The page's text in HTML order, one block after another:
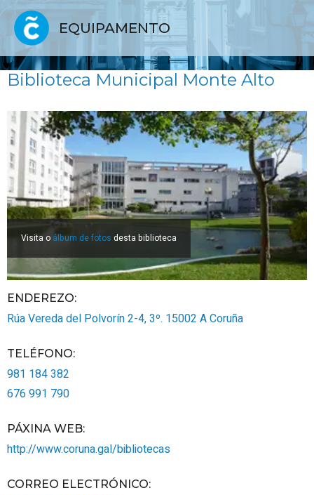
EQUIPAMENTO
Biblioteca Municipal Monte Alto
Visita o álbum de fotos desta biblioteca
ENDEREZO:
Rúa Vereda del Polvorín 2-4, 3º. 15002 A Coruña
TELÉFONO:
981 184 382
676 991 790
PÁXINA WEB:
http://www.coruna.gal/bibliotecas
CORREO ELECTRÓNICO: